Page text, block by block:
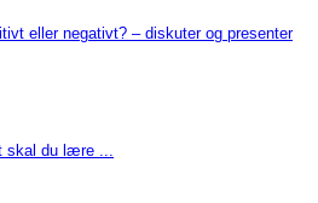
eller negativt? – diskuter og presenter
skal du lære ...